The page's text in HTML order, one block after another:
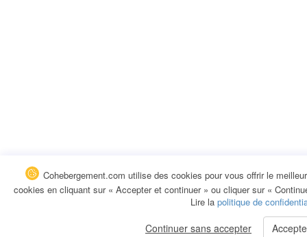
Cohebergement.com utilise des cookies pour vous offrir le
cookies en cliquant sur « Accepter et continuer » ou cliquer sur «
Lire la politique de
Continuer sans accepter